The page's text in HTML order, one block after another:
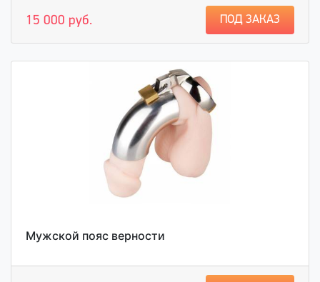
15 000 руб. ПОД ЗАКАЗ
Мужской пояс верности